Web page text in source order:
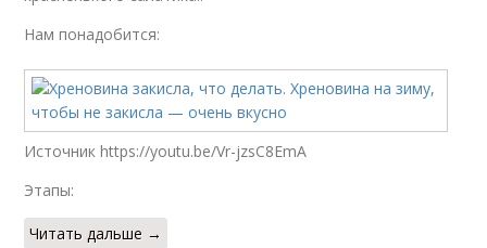
Нам понадобится:
Источник https://youtu.be/Vr-jzsC8EmA
Этапы:
Читать дальше →